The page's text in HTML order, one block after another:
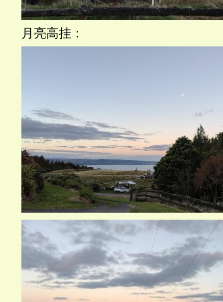
月亮高挂：